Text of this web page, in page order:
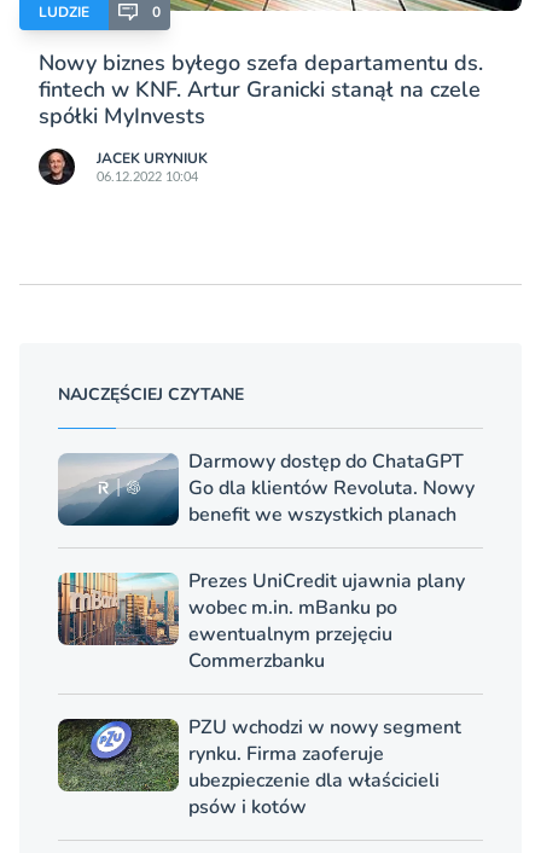
LUDZIE 0
Nowy biznes byłego szefa departamentu ds.
fintech w KNF. Artur Granicki stanął na czele
spółki MyInvests
JACEK URYNIUK
06.12.2022 10:04
NAJCZĘŚCIEJ CZYTANE
Darmowy dostęp do ChataGPT
Go dla klientów Revoluta. Nowy
benefit we wszystkich planach
Prezes UniCredit ujawnia plany
wobec m.in. mBanku po
ewentualnym przejęciu
Commerzbanku
PZU wchodzi w nowy segment
rynku. Firma zaoferuje
ubezpieczenie dla właścicieli
psów i kotów